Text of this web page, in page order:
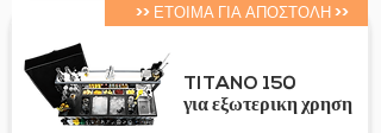
>> ΕΤΟΙΜΑ ΓΙΑ ΑΠΟΣΤΟΛΗ >>
TITANO 150
για εξωτερικη χρηση